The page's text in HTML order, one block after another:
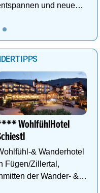
und neue
tanken.
WohlfühlHotel
& Wanderhotel
Fügen/Zillertal,
der Wander- &